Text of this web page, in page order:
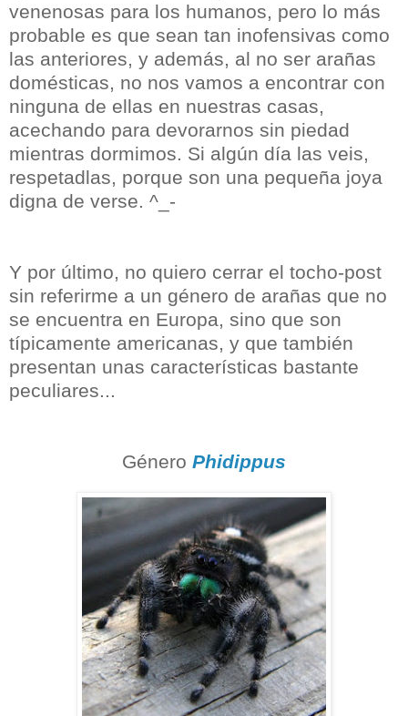
venenosas para los humanos, pero lo más
probable es que sean tan inofensivas como
las anteriores, y además, al no ser arañas
domésticas, no nos vamos a encontrar con
ninguna de ellas en nuestras casas,
acechando para devorarnos sin piedad
mientras dormimos. Si algún día las veis,
respetadlas, porque son una pequeña joya
digna de verse. ^_-
Y por último, no quiero cerrar el tocho-post
sin referirme a un género de arañas que no
se encuentra en Europa, sino que son
típicamente americanas, y que también
presentan unas características bastante
peculiares...
Género Phidippus